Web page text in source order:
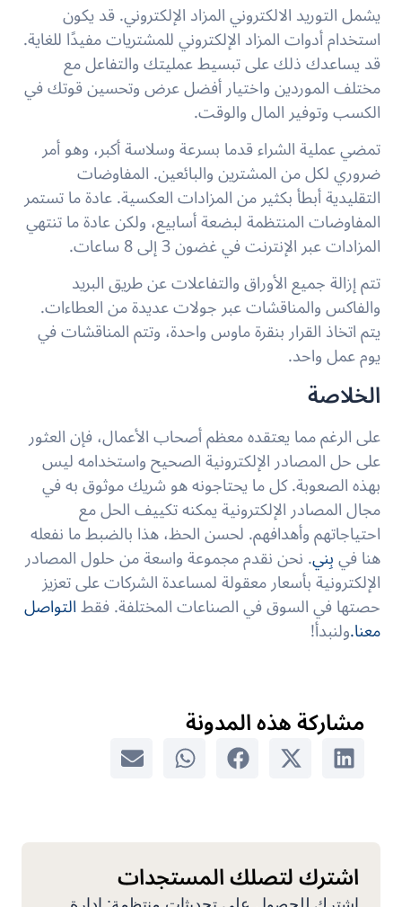
يشمل التوريد الالكتروني المزاد الإلكتروني. قد يكون
استخدام أدوات المزاد الإلكتروني للمشتريات مفيدًا للغاية.
قد يساعدك ذلك على تبسيط عمليتك والتفاعل مع
مختلف الموردين واختيار أفضل عرض وتحسين قوتك في
الكسب وتوفير المال والوقت.
تمضي عملية الشراء قدما بسرعة وسلاسة أكبر، وهو أمر
ضروري لكل من المشترين والبائعين. المفاوضات
التقليدية أبطأ بكثير من المزادات العكسية. عادة ما تستمر
المفاوضات المنتظمة لبضعة أسابيع، ولكن عادة ما تنتهي
المزادات عبر الإنترنت في غضون 3 إلى 8 ساعات.
تتم إزالة جميع الأوراق والتفاعلات عن طريق البريد
والفاكس والمناقشات عبر جولات عديدة من العطاءات.
يتم اتخاذ القرار بنقرة ماوس واحدة، وتتم المناقشات في
يوم عمل واحد.
الخلاصة
على الرغم مما يعتقده معظم أصحاب الأعمال، فإن العثور
على حل المصادر الإلكترونية الصحيح واستخدامه ليس
بهذه الصعوبة. كل ما يحتاجونه هو شريك موثوق به في
مجال المصادر الإلكترونية يمكنه تكييف الحل مع
احتياجاتهم وأهدافهم. لحسن الحظ، هذا بالضبط ما نفعله
هنا فيبِني. نحن نقدم مجموعة واسعة من حلول المصادر
الإلكترونية بأسعار معقولة لمساعدة الشركات على تعزيز
حصتها في السوق في الصناعات المختلفة. فقطالتواصل
معنا.ولنبدأ!
مشاركة هذه المدونة
اشترك لتصلك المستجدات